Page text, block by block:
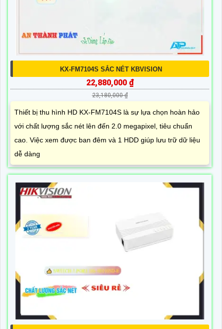
KX-FM7104S SẮC NÉT KBVISION
22,880,000 ₫
23,180,000 ₫
Thiết bị thu hình HD KX-FM7104S là sự lựa chọn hoàn hảo
với chất lượng sắc nét lên đến 2.0 megapixel, tiêu chuẩn
cao. Việc xem được ban đêm và 1 HDD giúp lưu trữ dữ liệu
dễ dàng